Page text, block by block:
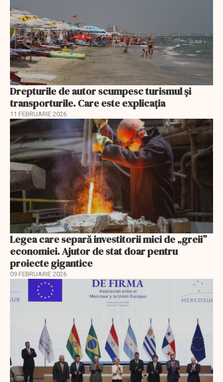
Drepturile de autor scumpesc turismul și
transporturile. Care este explicația
11 FEBRUARIE 2026
Legea care separă investitorii mici de „greii”
economiei. Ajutor de stat doar pentru
proiecte gigantice
09 FEBRUARIE 2026